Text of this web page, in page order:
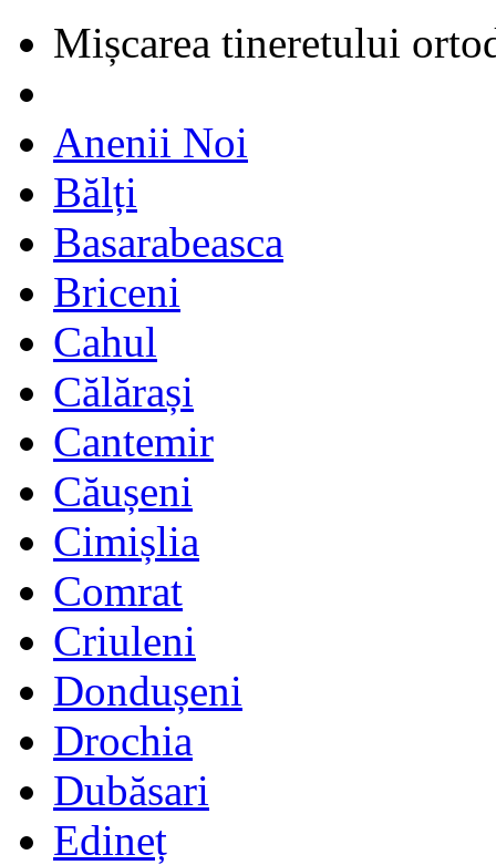
Mișcarea tineretului
Anenii Noi
Bălți
Basarabeasca
Briceni
Cahul
Călărași
Cantemir
Căușeni
Cimișlia
Comrat
Criuleni
Dondușeni
Drochia
Dubăsari
Edineț